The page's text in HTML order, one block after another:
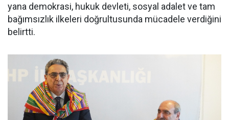
yana demokrasi, hukuk devleti, sosyal adalet ve tam
bağımsızlık ilkeleri doğrultusunda mücadele verdiğini
belirtti.